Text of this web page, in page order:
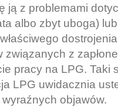
ją z problemami
albo zbyt uboga)
z
pracy na LPG. Taki
LPG uwidacznia
objawów.